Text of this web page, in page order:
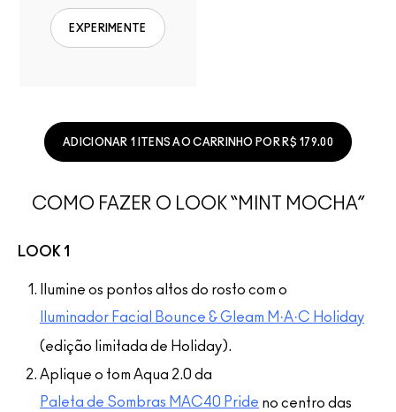
EXPERIMENTE
ADICIONAR 1 ITENS AO CARRINHO POR R$ 179.00
COMO FAZER O LOOK “MINT MOCHA”
LOOK 1
Ilumine os pontos altos do rosto com o
Iluminador Facial Bounce & Gleam M·A·C Holiday
(edição limitada de Holiday).
Aplique o tom Aqua 2.0 da
Paleta de Sombras MAC40 Pride no centro das